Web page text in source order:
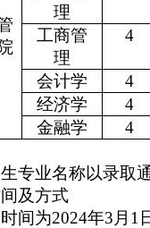
理
工商管
理
4
会计学
4
经济学
4
金融学
4
专业名称以录取
及方式
间为2024年3月1